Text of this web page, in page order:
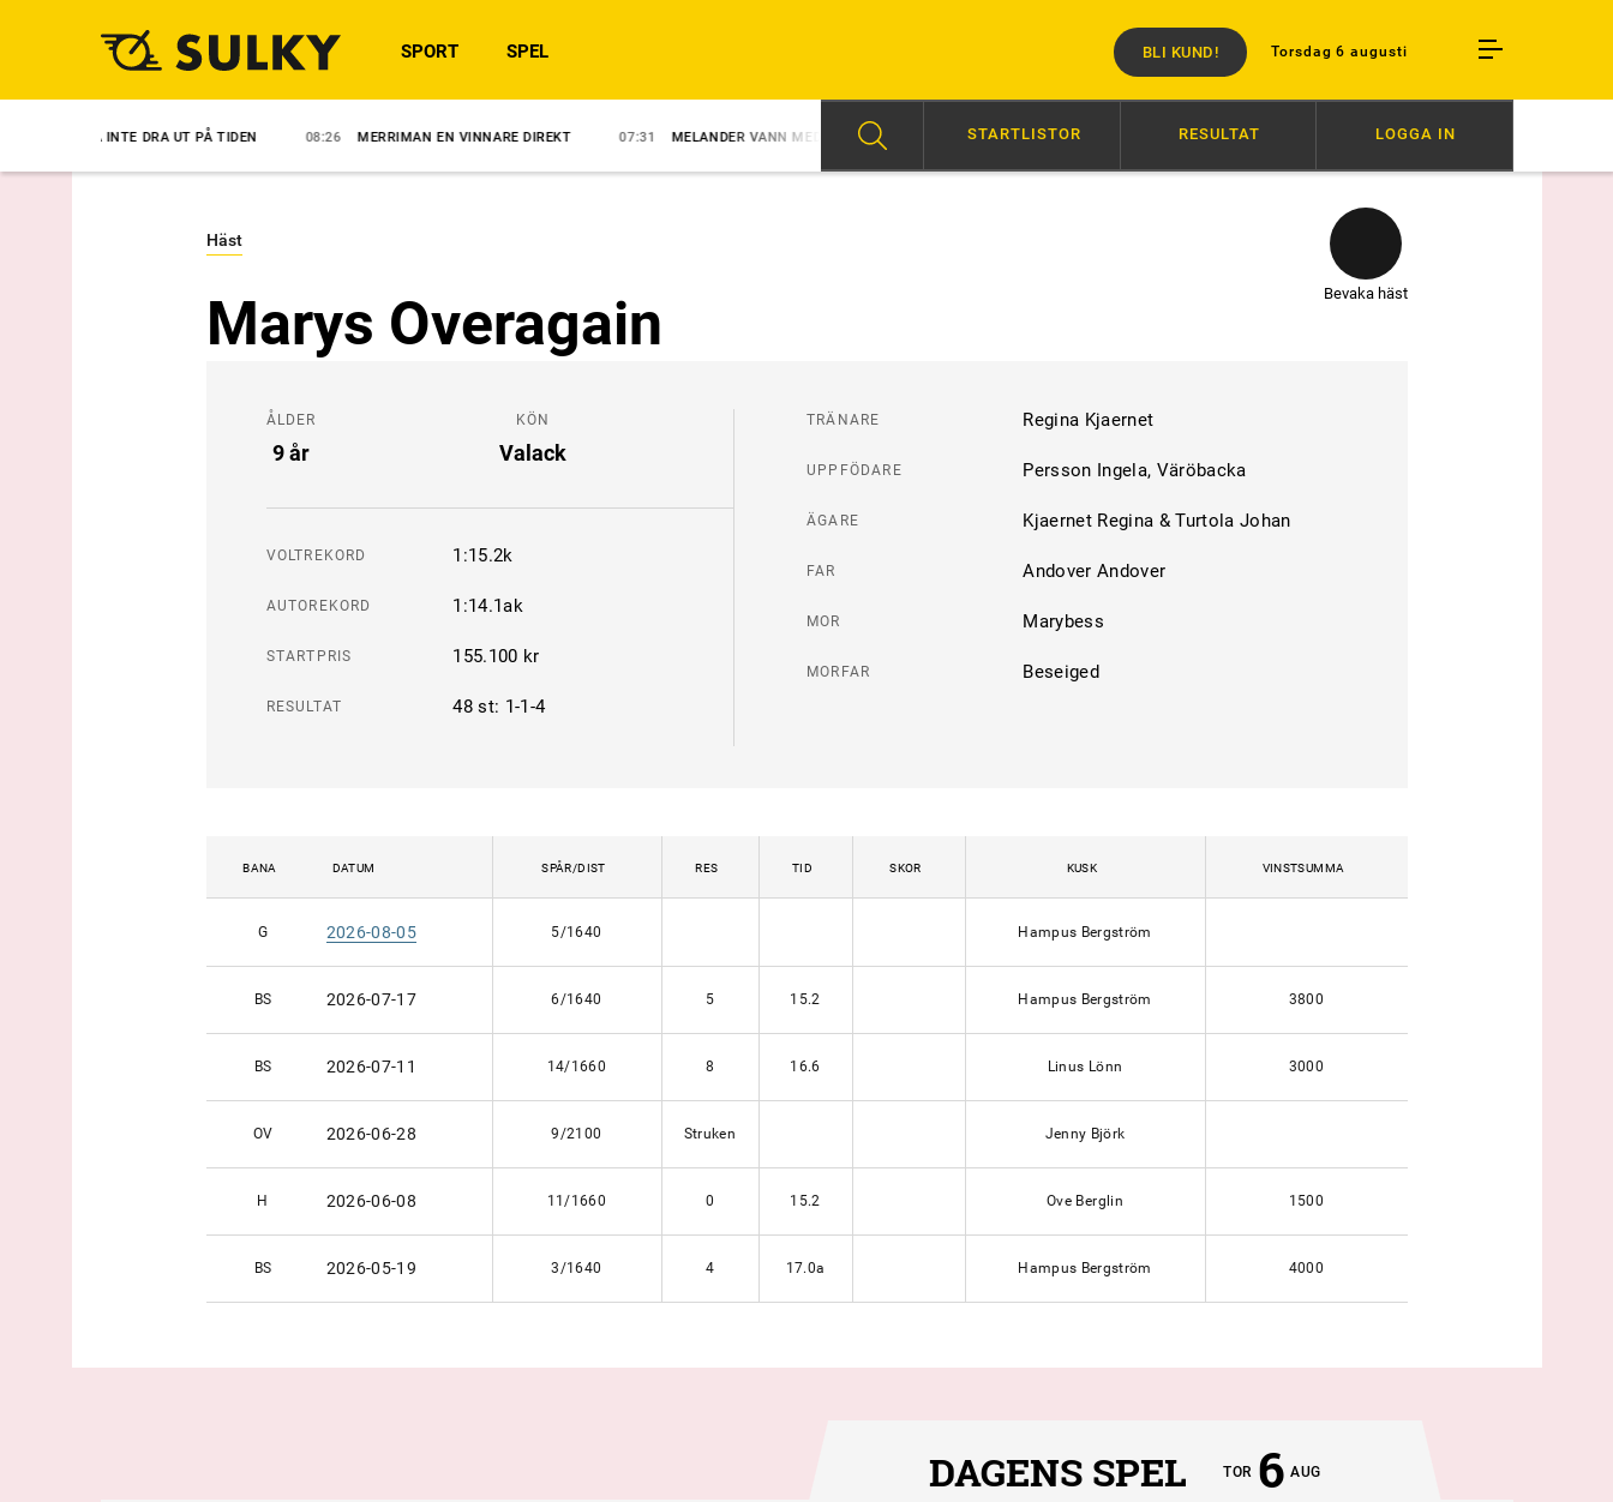
Torsdag 6 augusti
SPORT SPEL BLI KUND!
INTE DRA UT PÅ TIDEN 08:26 MERRIMAN EN VINNARE DIREKT 07:31 MELANDER VANN MED DEBUTANT 07:00 VÄSSAR FORMEN TILL ÅBY STORA 10:00 HELAN GÅR HELA VÄGEN 09:30
STARTLISTOR RESULTAT LOGGA IN
Häst
Marys Overagain Bevaka häst
ÅLDER
9 år
KÖN
Valack
VOLTREKORD 1:15.2k
AUTOREKORD 1:14.1ak
STARTPRIS 155.100 kr
RESULTAT 48 st: 1-1-4
TRÄNARE Regina Kjaernet
UPPFÖDARE Persson Ingela, Väröbacka
ÄGARE Kjaernet Regina & Turtola Johan
FAR Andover Andover
MOR Marybess
MORFAR Beseiged
BANA DATUM SPÅR/DIST RES TID SKOR KUSK VINSTSUMMA
G 2026-08-05 5/1640 Hampus Bergström
BS 2026-07-17 6/1640 5 15.2 Hampus Bergström 3800
BS 2026-07-11 14/1660 8 16.6 Linus Lönn 3000
OV 2026-06-28 9/2100 Struken Jenny Björk
H 2026-06-08 11/1660 0 15.2 Ove Berglin 1500
BS 2026-05-19 3/1640 4 17.0a Hampus Bergström 4000
DAGENS SPEL TOR 6 AUG